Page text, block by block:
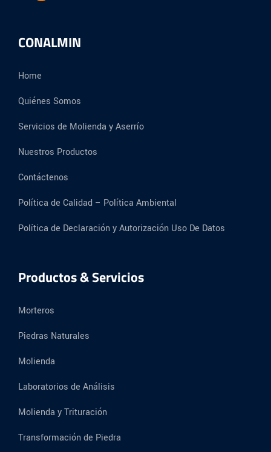
CONALMIN
Home
Quiénes Somos
Servicios de Molienda y Aserrío
Nuestros Productos
Contáctenos
Política de Calidad – Política Ambiental
Política de Declaración y Autorización Uso De Datos
Productos & Servicios
Morteros
Piedras Naturales
Molienda
Laboratorios de Análisis
Molienda y Trituración
Transformación de Piedra